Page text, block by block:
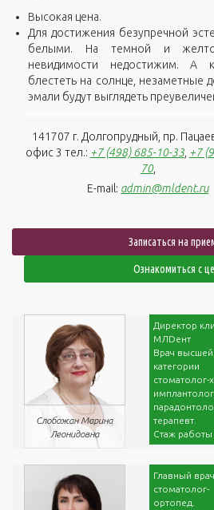
Высокая цена.
Для достижения безупречной
белыми. На темной и
невидимости недостижим. А
блестеть на солнце, незаметные
эмали будут выглядеть
141707 г. Долгопрудный, пр.
офис 3 тел.: +7 (498) 685-10-33, +7
70,
E-mail: admin@mldent.ru
Записаться на
Ознакомиться с
Слобожан Марина
Леонидовна
Директор
МЛDент
Врач высшей
категории
стоматолог-
имплантолог,
терапевт.
Стаж работы
Главный врач
стоматолог-
ортопед.